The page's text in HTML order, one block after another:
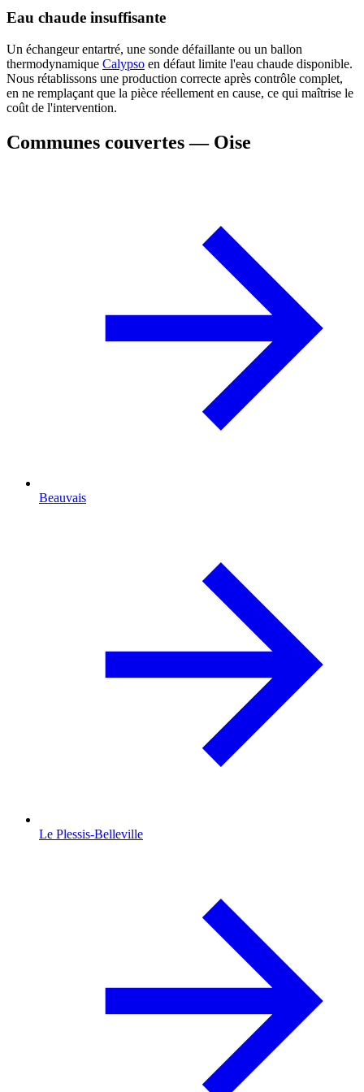
Eau chaude insuffisante
Un échangeur entartré, une sonde défaillante ou un ballon
thermodynamique Calypso en défaut limite l'eau chaude disponible.
Nous rétablissons une production correcte après contrôle complet,
en ne remplaçant que la pièce réellement en cause, ce qui maîtrise le
coût de l'intervention.
Communes couvertes — Oise
Beauvais
Le Plessis-Belleville